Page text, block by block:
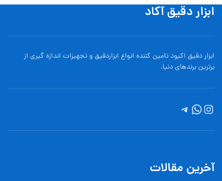
ابزار دقیق آکاد
ابزار دقیق اکیود تامین کننده انواع ابزاردقيق و تجهيزات اندازه گیری از
برترین برندهای دنیا.
آخرین مقالات